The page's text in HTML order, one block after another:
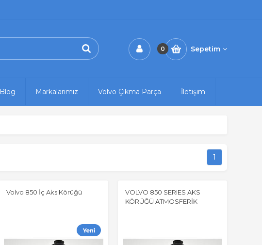
0 Sepetim
Blog Markalarımız Volvo Çıkma Parça İletişim
1
Volvo 850 İç Aks Körüğü
VOLVO 850 SERIES AKS
KÖRÜĞÜ ATMOSFERİK